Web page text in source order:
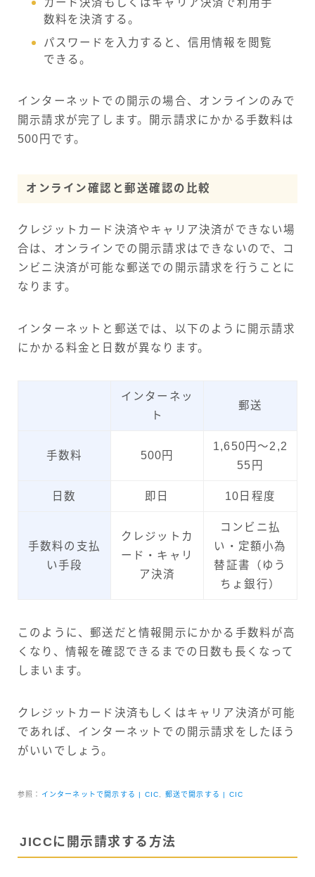
カード決済もしくはキャリア決済で利用手
数料を決済する。
パスワードを入力すると、信用情報を閲覧
できる。
インターネットでの開示の場合、オンラインのみで
開示請求が完了します。開示請求にかかる手数料は
500円です。
オンライン確認と郵送確認の比較
クレジットカード決済やキャリア決済ができない場
合は、オンラインでの開示請求はできないので、コ
ンビニ決済が可能な郵送での開示請求を行うことに
なります。
インターネットと郵送では、以下のように開示請求
にかかる料金と日数が異なります。
インターネッ
ト
郵送
手数料 500円
1,650円～2,2
55円
日数 即日 10日程度
手数料の支払
い手段
クレジットカ
ード・キャリ
ア決済
コンビニ払
い・定額小為
替証書（ゆう
ちょ銀行）
このように、郵送だと情報開示にかかる手数料が高
くなり、情報を確認できるまでの日数も長くなって
しまいます。
クレジットカード決済もしくはキャリア決済が可能
であれば、インターネットでの開示請求をしたほう
がいいでしょう。
参照： インターネットで開示する | CIC 郵送で開示する | CIC
JICCに開示請求する方法